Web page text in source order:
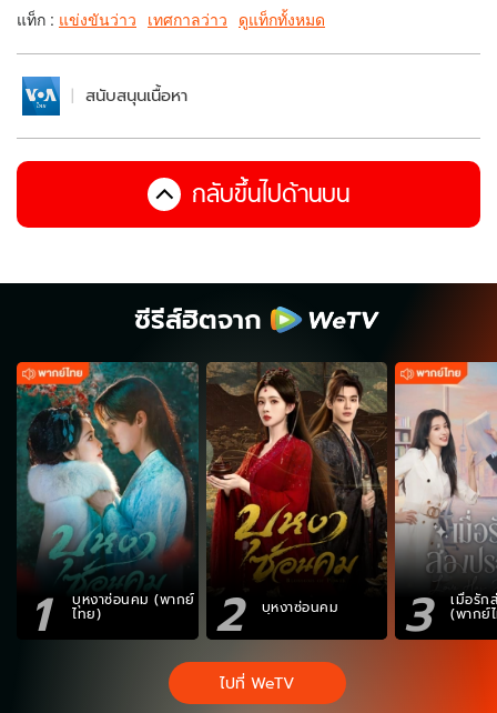
แท็ก : แข่งขันว่าว เทศกาลว่าว ดูแท็กทั้งหมด
สนับสนุนเนื้อหา
กลับขึ้นไปด้านบน
ซีรีส์ฮิตจาก
1 บุหงาซ่อนคม (พากย์
ไทย) 2 บุหงาซ่อนคม 3 เมื่อรัก
(พากย์
ไปที่ WeTV